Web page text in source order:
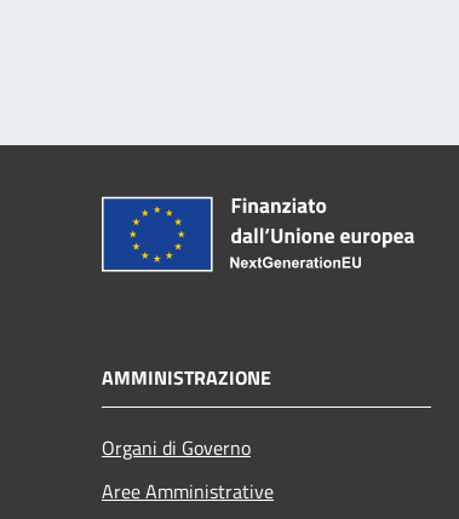
AMMINISTRAZIONE
Organi di Governo
Aree Amministrative